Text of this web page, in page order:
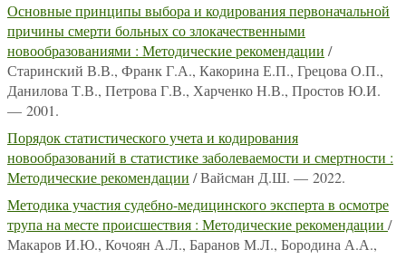
Основные принципы выбора и кодирования первоначальной
причины смерти больных со злокачественными
новообразованиями : Методические рекомендации /
Старинский В.В., Франк Г.А., Какорина Е.П., Грецова О.П.,
Данилова Т.В., Петрова Г.В., Харченко Н.В., Простов Ю.И.
— 2001.
Порядок статистического учета и кодирования
новообразований в статистике заболеваемости и смертности :
Методические рекомендации / Вайсман Д.Ш. — 2022.
Методика участия судебно-медицинского эксперта в осмотре
трупа на месте происшествия : Методические рекомендации /
Макаров И.Ю., Кочоян А.Л., Баранов М.Л., Бородина А.А.,